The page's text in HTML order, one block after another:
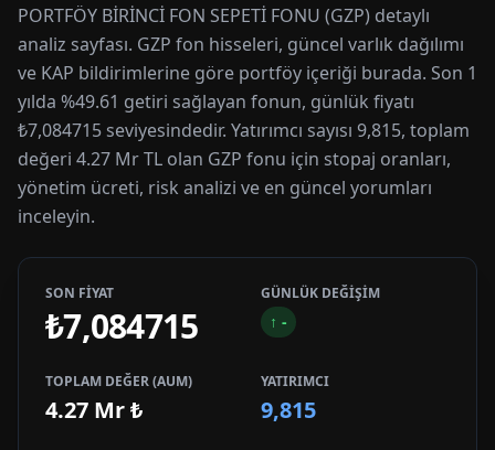
PORTFÖY BİRİNCİ FON SEPETİ FONU (GZP) detaylı
analiz sayfası. GZP fon hisseleri, güncel varlık dağılımı
ve KAP bildirimlerine göre portföy içeriği burada. Son 1
yılda %49.61 getiri sağlayan fonun, günlük fiyatı
₺7,084715 seviyesindedir. Yatırımcı sayısı 9,815, toplam
değeri 4.27 Mr TL olan GZP fonu için stopaj oranları,
yönetim ücreti, risk analizi ve en güncel yorumları
inceleyin.
SON FİYAT
₺7,084715
GÜNLÜK DEĞİŞİM
↑ -
TOPLAM DEĞER (AUM)
4.27 Mr₺
YATIRIMCI
9,815